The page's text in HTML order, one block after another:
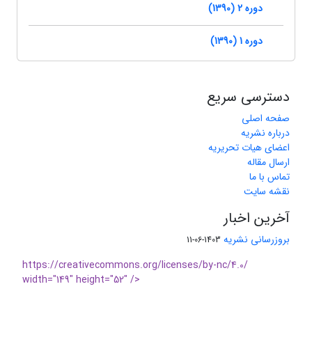
دوره 2 (1390)
دوره 1 (1390)
دسترسی سریع
صفحه اصلی
درباره نشریه
اعضای هیات تحریریه
ارسال مقاله
تماس با ما
نقشه سایت
آخرین اخبار
بروزرسانی نشریه 1403-06-11
https://creativecommons.org/licenses/by-nc/4.0/
width="149" height="52" />